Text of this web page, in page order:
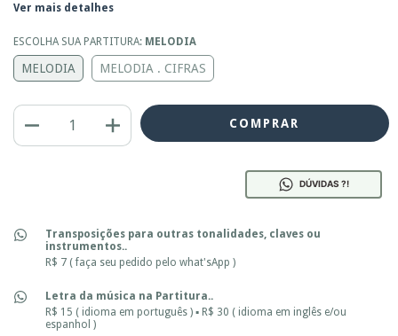
Ver mais detalhes
ESCOLHA SUA PARTITURA: MELODIA
MELODIA MELODIA . CIFRAS
DÚVIDAS ?!
Transposições para outras tonalidades, claves ou
instrumentos..
R$ 7 ( faça seu pedido pelo what'sApp )
Letra da música na Partitura..
R$ 15 ( idioma em português ) ▪ R$ 30 ( idioma em inglês e/ou
espanhol )